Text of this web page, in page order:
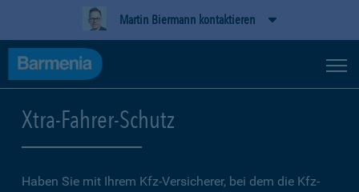
Martin Biermann kontaktieren
Xtra-Fahrer-Schutz
Haben Sie mit Ihrem Kfz-Versicherer, bei dem die Kfz-